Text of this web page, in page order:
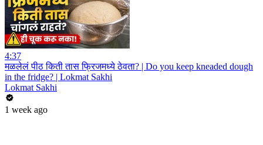
4:37
मळलेलं पीठ किती तास फ्रिजमध्ये ठेवता? | Do you keep kneaded dough
in the fridge? | Lokmat Sakhi
Lokmat Sakhi
1 week ago